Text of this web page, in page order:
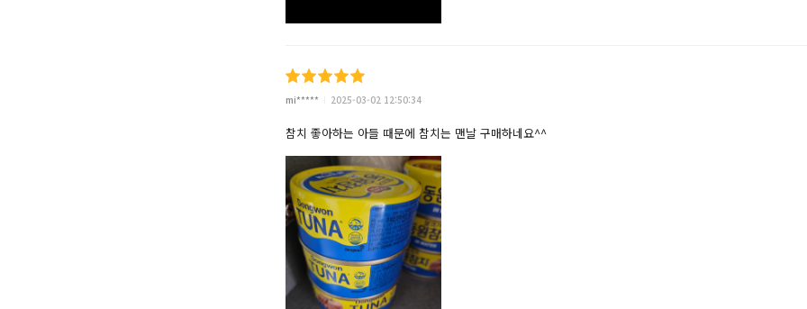
mi***** 2025-03-02 12:50:34
참치 좋아하는 아들 때문에 참치는 맨날 구매하네요^^